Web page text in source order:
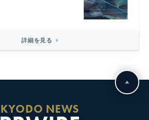
詳細を見る
KYODO NEWS